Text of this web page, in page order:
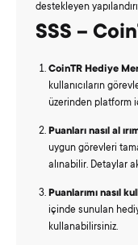
destekleyen
SSS –
CoinTR Hediye
kullanıcıların
üzerinden platform
Puanları nasıl al
uygun görevleri
alınabilir. Detaylar
Puanlarımı nasıl
içinde sunulan
kullanabilirsiniz.